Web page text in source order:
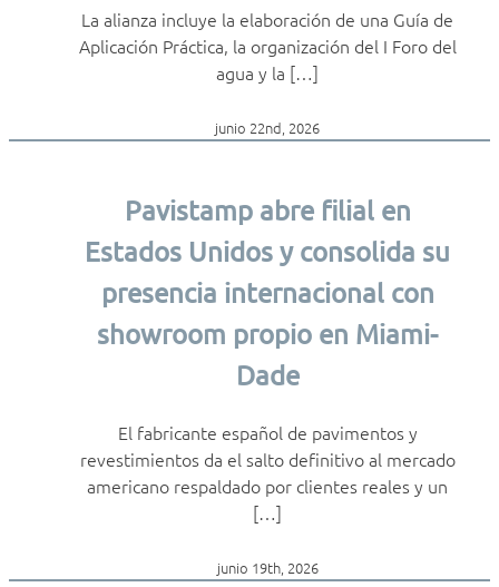
La alianza incluye la elaboración de una Guía de
Aplicación Práctica, la organización del I Foro del
agua y la […]
junio 22nd, 2026
Pavistamp abre filial en
Estados Unidos y consolida su
presencia internacional con
showroom propio en Miami-
Dade
El fabricante español de pavimentos y
revestimientos da el salto definitivo al mercado
americano respaldado por clientes reales y un
[…]
junio 19th, 2026